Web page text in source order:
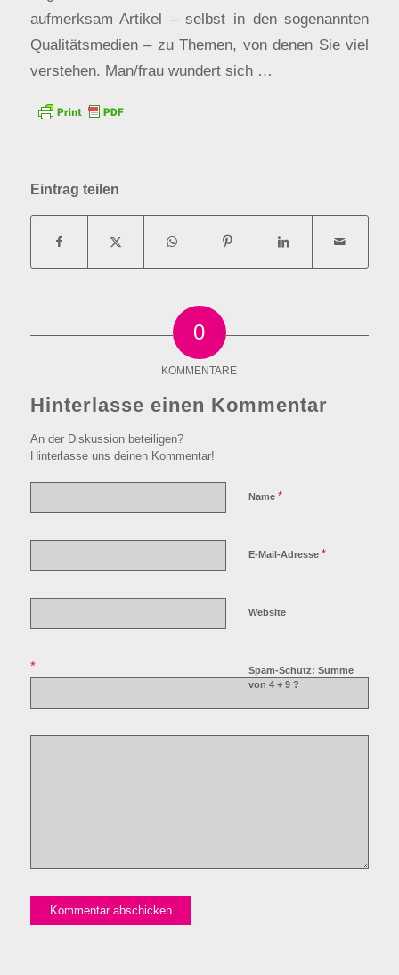
aufmerksam Artikel – selbst in den sogenannten
Qualitätsmedien – zu Themen, von denen Sie viel
verstehen. Man/frau wundert sich …
Eintrag teilen
0
KOMMENTARE
Hinterlasse einen Kommentar
An der Diskussion beteiligen?
Hinterlasse uns deinen Kommentar!
Name *
E-Mail-Adresse *
Website
Spam-Schutz: Summe
von 4 + 9 ?
*